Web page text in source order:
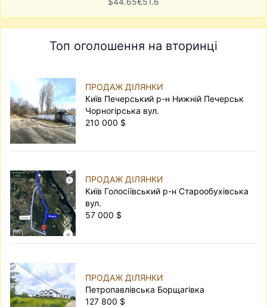
Топ оголошення на вторинці
ПРОДАЖ ДІЛЯНКИ
Київ Печерський р-н Нижній Печерськ
Чорногірська вул.
210 000 $
ПРОДАЖ ДІЛЯНКИ
Київ Голосіївський р-н Старообухівська
вул.
57 000 $
ПРОДАЖ ДІЛЯНКИ
Петропавлівська Борщагівка
127 800 $